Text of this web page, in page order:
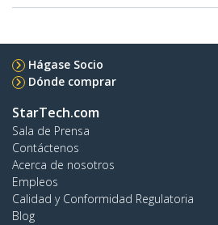
Hágase Socio
Dónde comprar
StarTech.com
Sala de Prensa
Contáctenos
Acerca de nosotros
Empleos
Calidad y Conformidad Regulatoria
Blog